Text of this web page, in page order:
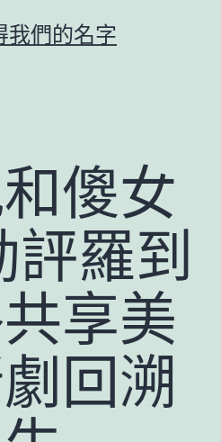
我們的名字
傻女
羅到
享美
回溯